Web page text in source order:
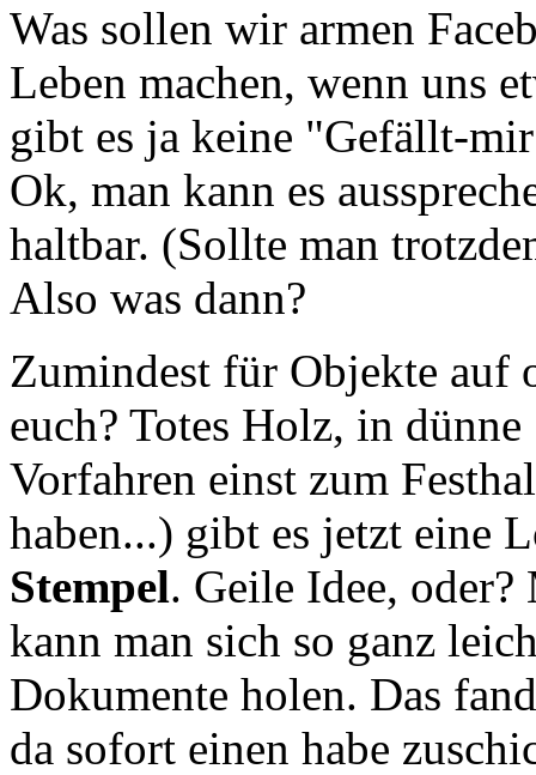
Was sollen wir armen
Leben machen, wenn uns
gibt es ja keine "Gefällt-
Ok, man kann es
haltbar. (Sollte man
Also was dann?
Zumindest für Objekte auf
euch? Totes Holz, in dünne
Vorfahren einst zum
haben...) gibt es jetzt eine
Stempel. Geile Idee,
kann man sich so ganz
Dokumente holen. Das
da sofort einen habe